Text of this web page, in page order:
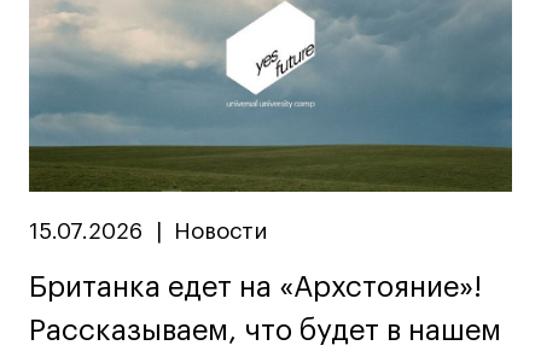
15.07.2026 Новости
Британка едет на «Архстояние»!
Рассказываем, что будет в нашем